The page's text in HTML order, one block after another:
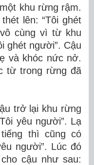
khu rừng rậm.
lên: “Tôi ghét
cùng vì từ khu
ghét người”. Cậu
và khóc nức nở.
từ trong rừng đã
trở lại khu rừng
yêu người”. Lạ
thì cũng có
người”. Lúc đó
cậu như sau: